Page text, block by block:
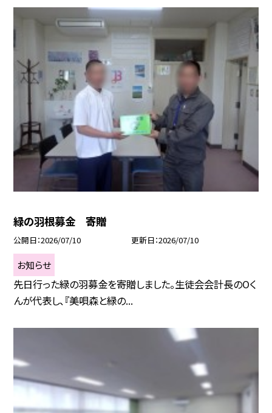
緑の羽根募金 寄贈
公開日 2026/07/10 更新日 2026/07/10
お知らせ
先日行った緑の羽募金を寄贈しました。生徒会会計長のOく
んが代表し、『美唄森と緑の...